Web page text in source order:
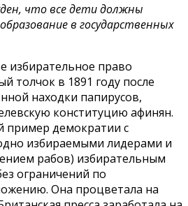
что все дети должны
в государственных
избирательное право
толчок в 1891 году после
находки папирусов,
конституцию афинян.
пример демократии с
избираемыми лидерами и
рабов) избирательным
ограничений по
Она процветала на